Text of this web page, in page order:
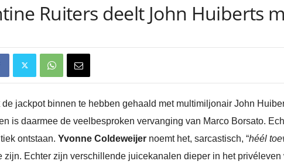
Ruiters deelt John Huiberts
jackpot binnen te hebben gehaald met multimiljonair John
is daarmee de veelbesproken vervanging van Marco Borsato.
ontstaan. Yvonne Coldeweijernoemt het, sarcastisch, “héél
zijn. Echter zijn verschillende juicekanalen dieper in het